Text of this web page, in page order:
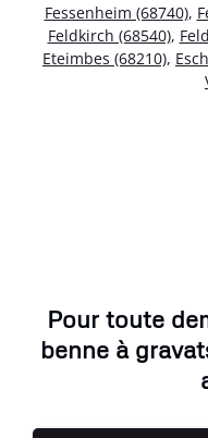
Fessenheim (68740),
Feldkirch (68540),
Eteimbes (68210),
Pour toute
benne à